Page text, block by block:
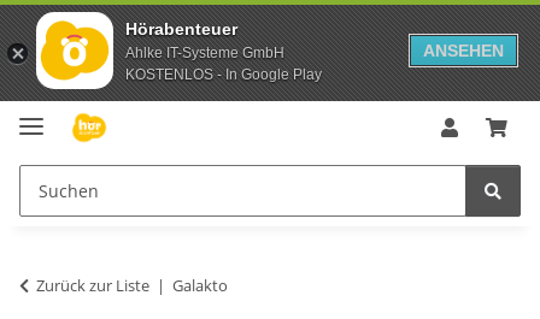
Hörabenteuer
Ahlke IT-Systeme GmbH
KOSTENLOS - In Google Play
ANSEHEN
Zurück zur Liste Galakto